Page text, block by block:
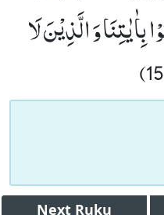
وَ الَّذِیْنَ لَا
Next Ruku